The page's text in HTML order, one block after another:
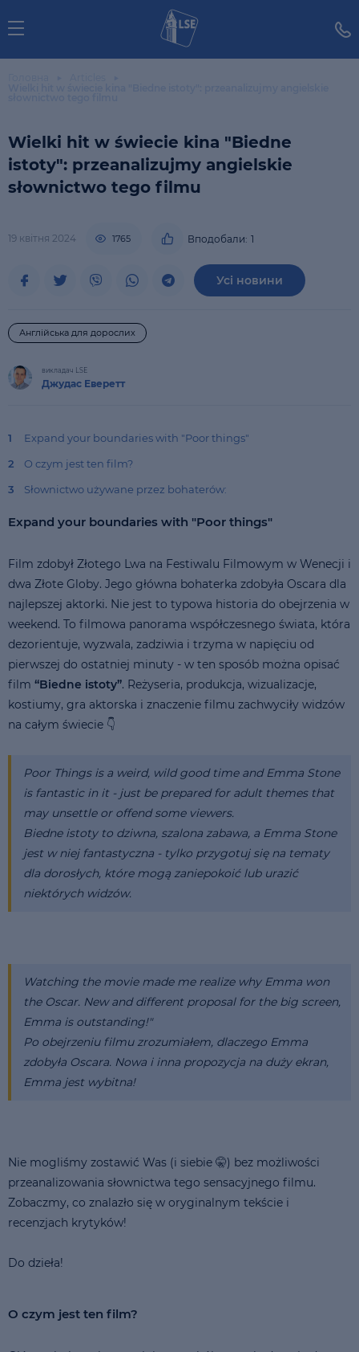
Wielki hit w świecie kina "Biedne
istoty": przeanalizujmy angielskie
słownictwo tego filmu
19 квітня 2024 1765 Вподобали: 1
Усі новини
Англійська для дорослих
викладач LSE
Джудас Еверетт
1
Expand your boundaries with "Poor things"
2
O czym jest ten film?
3
Słownictwo używane przez bohaterów:
Expand your boundaries with "Poor things"
Film zdobył Złotego Lwa na Festiwalu Filmowym w Wenecji i
dwa Złote Globy. Jego główna bohaterka zdobyła Oscara dla
najlepszej aktorki. Nie jest to typowa historia do obejrzenia w
weekend. To filmowa panorama współczesnego świata, która
dezorientuje, wyzwala, zadziwia i trzyma w napięciu od
pierwszej do ostatniej minuty - w ten sposób można opisać
film “Biedne istoty”. Reżyseria, produkcja, wizualizacje,
kostiumy, gra aktorska i znaczenie filmu zachwyciły widzów
na całym świecie 👇
Poor Things is a weird, wild good time and Emma Stone
is fantastic in it - just be prepared for adult themes that
may unsettle or offend some viewers.
Biedne istoty to dziwna, szalona zabawa, a Emma Stone
jest w niej fantastyczna - tylko przygotuj się na tematy
dla dorosłych, które mogą zaniepokoić lub urazić
niektórych widzów.
Watching the movie made me realize why Emma won
the Oscar. New and different proposal for the big screen,
Emma is outstanding!"
Po obejrzeniu filmu zrozumiałem, dlaczego Emma
zdobyła Oscara. Nowa i inna propozycja na duży ekran,
Emma jest wybitna!
Nie mogliśmy zostawić Was (i siebie 🤫) bez możliwości
przeanalizowania słownictwa tego sensacyjnego filmu.
Zobaczmy, co znalazło się w oryginalnym tekście i
recenzjach krytyków!
Do dzieła!
O czym jest ten film?